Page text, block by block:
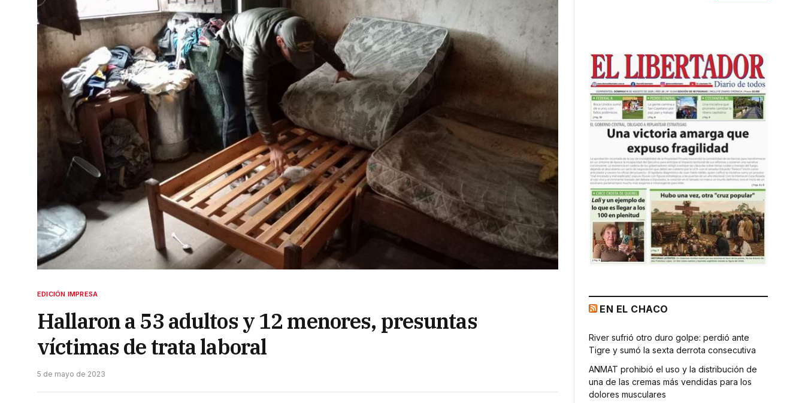
EDICIÓN IMPRESA
Hallaron a 53 adultos y 12 menores, presuntas
víctimas de trata laboral
5 de mayo de 2023
EN EL CHACO
River sufrió otro duro golpe: perdió ante
Tigre y sumó la sexta derrota consecutiva
ANMAT prohibió el uso y la distribución de
una de las cremas más vendidas para los
dolores musculares